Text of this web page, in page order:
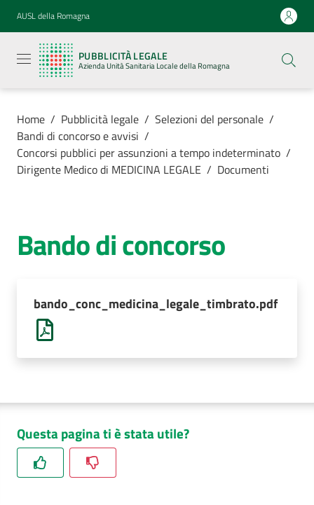
Vai al contenuto
Vai alla navigazione
Vai al footer
AUSL della Romagna
PUBBLICITÀ LEGALE
Azienda Unità Sanitaria Locale della Romagna
legale
Azienda
Unità
Locale della
Servizi
AUSL
Home / Pubblicità legale / Selezioni del personale /
Bandi di concorso e avvisi /
Concorsi pubblici per assunzioni a tempo indeterminato /
Dirigente Medico di MEDICINA LEGALE / Documenti
Bando di concorso
bando_conc_medicina_legale_timbrato.pdf
Questa pagina ti è stata utile?